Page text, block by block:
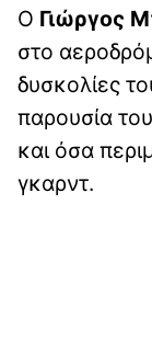
Ο Γιώργος
στο
δυσκολίες
παρουσία
και όσα
γκαρντ.